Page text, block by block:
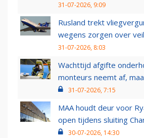
31-07-2026, 9:09
Rusland trekt
wegens zorgen over
31-07-2026, 8:03
Wachttijd afgifte
monteurs neemt af,
31-07-2026, 7:15
MAA houdt deur voor
open tijdens sluiting
30-07-2026, 14:30